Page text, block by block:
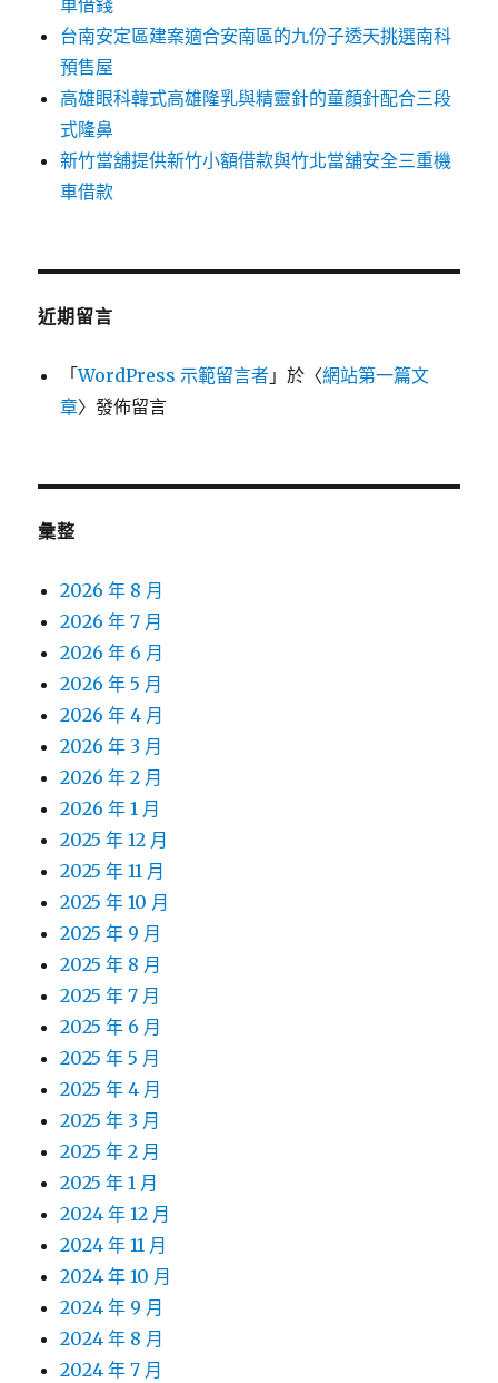
車借錢
台南安定區建案適合安南區的九份子透天挑選南科
預售屋
高雄眼科韓式高雄隆乳與精靈針的童顏針配合三段
式隆鼻
新竹當舖提供新竹小額借款與竹北當舖安全三重機
車借款
近期留言
「WordPress 示範留言者 」於〈網站第一篇文
章〉發佈留言
彙整
2026 年 8 月
2026 年 7 月
2026 年 6 月
2026 年 5 月
2026 年 4 月
2026 年 3 月
2026 年 2 月
2026 年 1 月
2025 年 12 月
2025 年 11 月
2025 年 10 月
2025 年 9 月
2025 年 8 月
2025 年 7 月
2025 年 6 月
2025 年 5 月
2025 年 4 月
2025 年 3 月
2025 年 2 月
2025 年 1 月
2024 年 12 月
2024 年 11 月
2024 年 10 月
2024 年 9 月
2024 年 8 月
2024 年 7 月